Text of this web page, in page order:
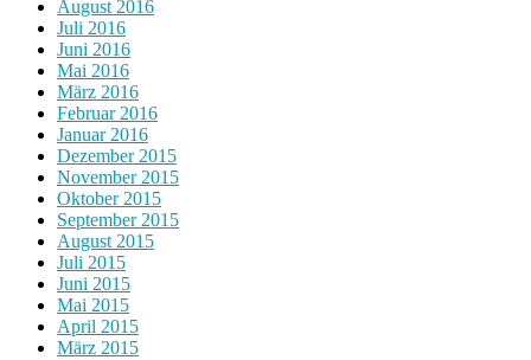
August 2016
Juli 2016
Juni 2016
Mai 2016
März 2016
Februar 2016
Januar 2016
Dezember 2015
November 2015
Oktober 2015
September 2015
August 2015
Juli 2015
Juni 2015
Mai 2015
April 2015
März 2015